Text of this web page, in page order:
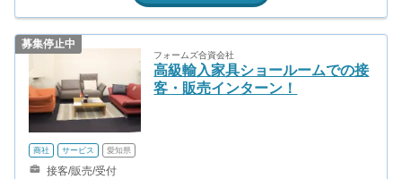
募集停止中
フォームズ合資会社
高級輸入家具ショールームでの接
客・販売インターン！
商社 サービス 愛知県
接客/販売/受付